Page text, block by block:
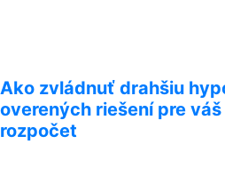
Ako zvládnuť drahšiu
overených riešení pre
rozpočet